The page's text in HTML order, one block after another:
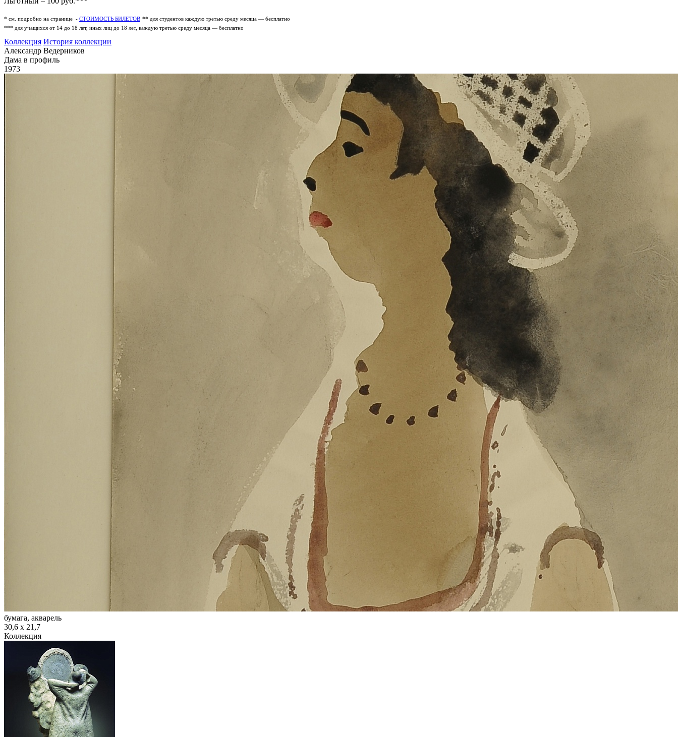
* см. подробно на странице - СТОИМОСТЬ БИЛЕТОВ ** для студентов каждую третью среду месяца — бесплатно
*** для учащихся от 14 до 18 лет, иных лиц до 18 лет, каждую третью среду месяца — бесплатно
Коллекция История коллекции
Александр Ведерников
Дама в профиль
1973
бумага, акварель
30,6 х 21,7
Коллекция